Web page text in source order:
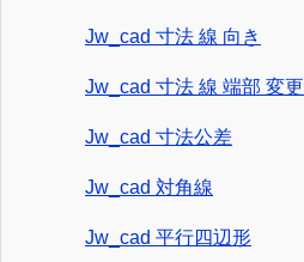
Jw_cad 寸法 線 向き
Jw_cad 寸法 線 端部 変更
Jw_cad 寸法公差
Jw_cad 対角線
Jw_cad 平行四辺形